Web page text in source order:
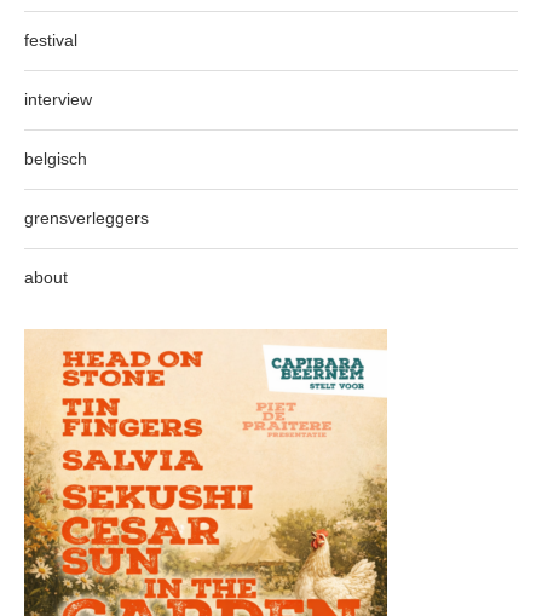
festival
interview
belgisch
grensverleggers
about